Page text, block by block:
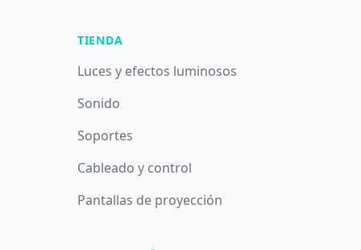
TIENDA
Luces y efectos luminosos
Sonido
Soportes
Cableado y control
Pantallas de proyección